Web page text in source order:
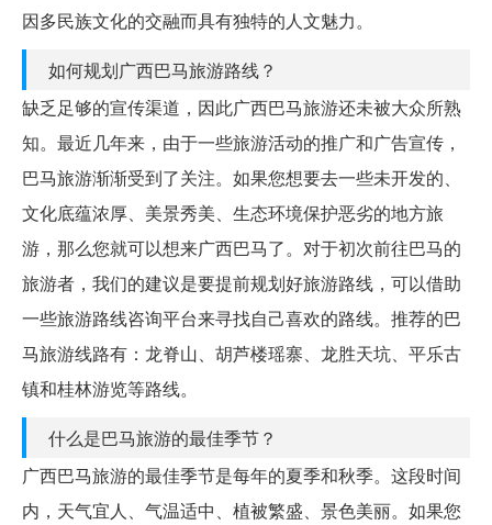
因多民族文化的交融而具有独特的人文魅力。
如何规划广西巴马旅游路线？
缺乏足够的宣传渠道，因此广西巴马旅游还未被大众所熟
知。最近几年来，由于一些旅游活动的推广和广告宣传，
巴马旅游渐渐受到了关注。如果您想要去一些未开发的、
文化底蕴浓厚、美景秀美、生态环境保护恶劣的地方旅
游，那么您就可以想来广西巴马了。对于初次前往巴马的
旅游者，我们的建议是要提前规划好旅游路线，可以借助
一些旅游路线咨询平台来寻找自己喜欢的路线。推荐的巴
马旅游线路有：龙脊山、胡芦楼瑶寨、龙胜天坑、平乐古
镇和桂林游览等路线。
什么是巴马旅游的最佳季节？
广西巴马旅游的最佳季节是每年的夏季和秋季。这段时间
内，天气宜人、气温适中、植被繁盛、景色美丽。如果您